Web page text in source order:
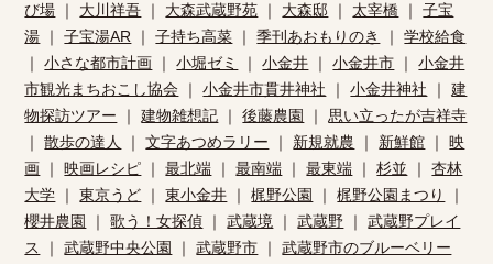
び場 ｜ 大川祥吾 ｜ 大森武蔵野苑 ｜ 大森邸 ｜ 太宰橋 ｜子宝
湯 ｜子宝湯AR ｜子持ち高菜 ｜季刊あおもりのき ｜学校給食
｜小さな都市計画 ｜小堀ゼミ ｜小金井 ｜小金井市 ｜小金井
市観光まちおこし協会 ｜小金井市貫井神社 ｜小金井神社 ｜建
物探訪ツアー ｜建物雑想記 ｜後藤農園 ｜ 思い立ったが吉祥寺
｜散歩の達人 ｜文字あつめラリー ｜ 新規就農 ｜ 新鮮館 ｜映
画 ｜映画レシピ ｜最北端 ｜最南端 ｜最東端 ｜杉並 ｜杏林
大学 ｜東京うど ｜東小金井 ｜梶野公園 ｜梶野公園まつり
｜
櫻井農園
｜歌う！女探偵 ｜武蔵境 ｜武蔵野 ｜武蔵野プレイ
ス
｜武蔵野中央公園 ｜武蔵野市 ｜武蔵野市のブルーベリー